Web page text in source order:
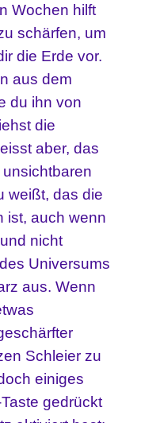
Wochen hilft
schärfen, um
die Erde vor.
aus dem
du ihn von
die
aber, das
weißt, das die
ist, auch wenn
nicht
Universums
aus. Wenn
Schleier zu
einiges
gedrückt